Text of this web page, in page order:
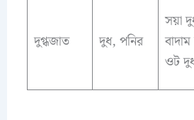
দুগ্ধজাত দুধ, পনির
সয়া
ওট